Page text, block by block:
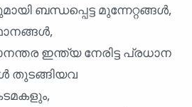
ബന്ധപ്പെട്ട മുന്നേറ്റങ്ങൾ,
ഇന്ത്യ നേരിട്ട പ്രധാന
തുടങ്ങിയവ